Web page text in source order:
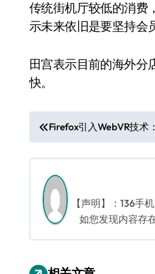
传统街机厅较低的消费
示未来依旧是要坚持会
田宫表示目前的海外分
快。
文
章
导
航
Firefox引入WebVR技术
【声明】：136手
如您发现内容存